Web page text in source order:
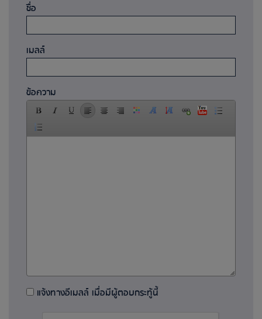
ชื่อ
เมลล์
ข้อความ
แจ้งทางอีเมลล์ เมื่อมีผู้ตอบกระทู้นี้